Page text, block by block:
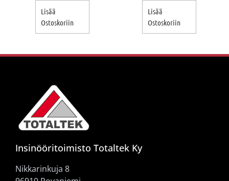
Lisää
Ostoskoriin
Lisää
Ostoskoriin
Insinööritoimisto Totaltek Ky
Nikkarinkuja 8